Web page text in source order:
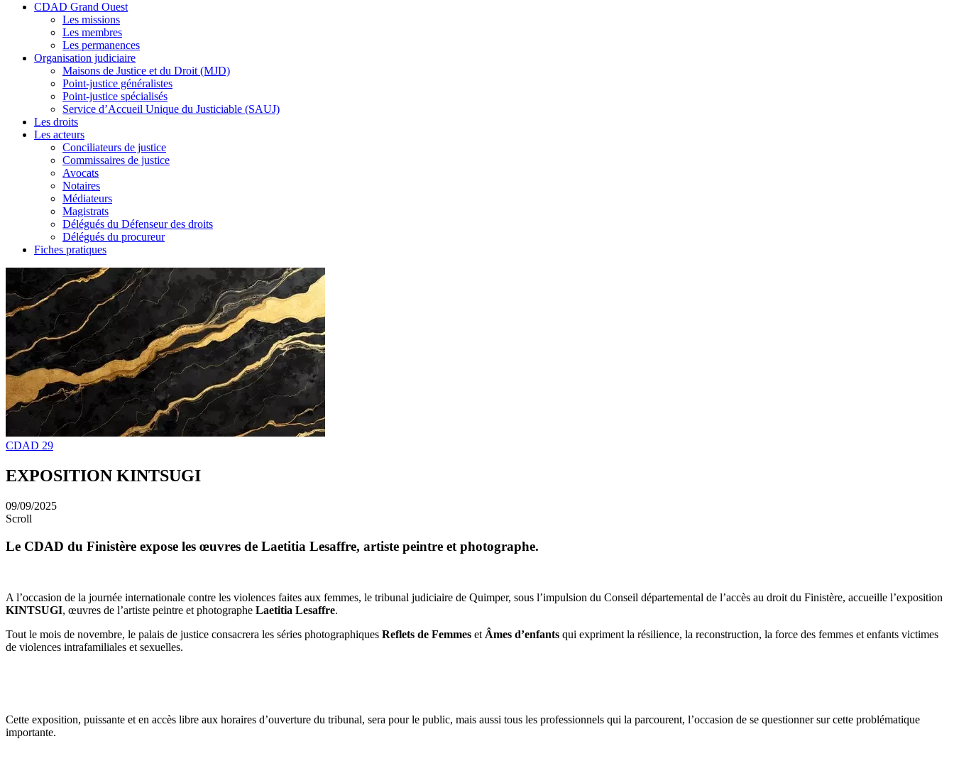
CDAD Grand Ouest
Les missions
Les membres
Les permanences
Organisation judiciaire
Maisons de Justice et du Droit (MJD)
Point-justice généralistes
Point-justice spécialisés
Service d’Accueil Unique du Justiciable (SAUJ)
Les droits
Les acteurs
Conciliateurs de justice
Commissaires de justice
Avocats
Notaires
Médiateurs
Magistrats
Délégués du Défenseur des droits
Délégués du procureur
Fiches pratiques
CDAD 29
EXPOSITION KINTSUGI
09/09/2025
Scroll
Le CDAD du Finistère expose les œuvres de Laetitia Lesaffre, artiste peintre et photographe.
A l’occasion de la journée internationale contre les violences faites aux femmes, le tribunal judiciaire de Quimper, sous l’impulsion du Conseil départemental de l’accès au droit du Finistère, accueille l’exposition
KINTSUGI, œuvres de l’artiste peintre et photographe Laetitia Lesaffre.
Tout le mois de novembre, le palais de justice consacrera les séries photographiques Reflets de Femmes et Âmes d’enfants qui expriment la résilience, la reconstruction, la force des femmes et enfants victimes
de violences intrafamiliales et sexuelles.
Cette exposition, puissante et en accès libre aux horaires d’ouverture du tribunal, sera pour le public, mais aussi tous les professionnels qui la parcourent, l’occasion de se questionner sur cette problématique
importante.